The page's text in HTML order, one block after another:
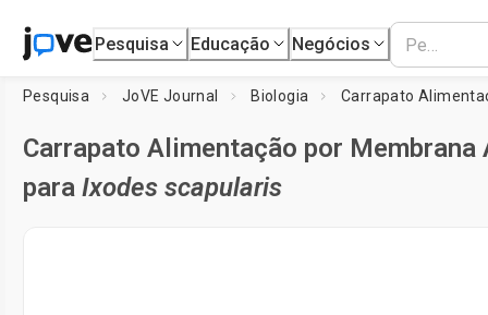
Pesquisa Educação Negócios
Pesquisa JoVE Journal Biologia
Carrapato Alimentação por
para Ixodes scapularis